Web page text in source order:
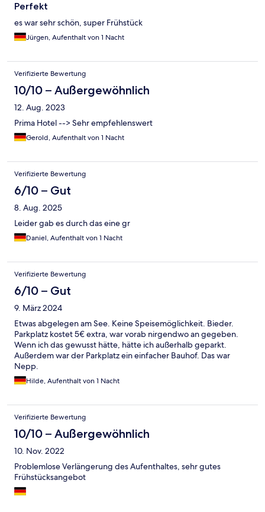
Perfekt
es war sehr schön, super Frühstück
Jürgen, Aufenthalt von 1 Nacht
Verifizierte Bewertung
10/10 – Außergewöhnlich
12. Aug. 2023
Prima Hotel --> Sehr empfehlenswert
Gerold, Aufenthalt von 1 Nacht
Verifizierte Bewertung
6/10 – Gut
8. Aug. 2025
Leider gab es durch das eine gr
Daniel, Aufenthalt von 1 Nacht
Verifizierte Bewertung
6/10 – Gut
9. März 2024
Etwas abgelegen am See. Keine Speisemöglichkeit. Bieder.
Parkplatz kostet 5€ extra, war vorab nirgendwo an gegeben.
Wenn ich das gewusst hätte, hätte ich außerhalb geparkt.
Außerdem war der Parkplatz ein einfacher Bauhof. Das war
Nepp.
Hilde, Aufenthalt von 1 Nacht
Verifizierte Bewertung
10/10 – Außergewöhnlich
10. Nov. 2022
Problemlose Verlängerung des Aufenthaltes, sehr gutes
Frühstücksangebot